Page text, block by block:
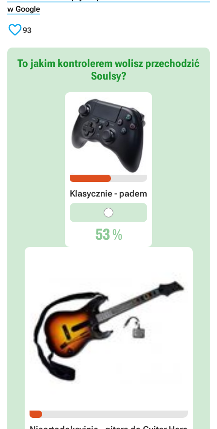
w Google
93
To jakim kontrolerem wolisz przechodzić
Soulsy?
Klasycznie - padem
53%